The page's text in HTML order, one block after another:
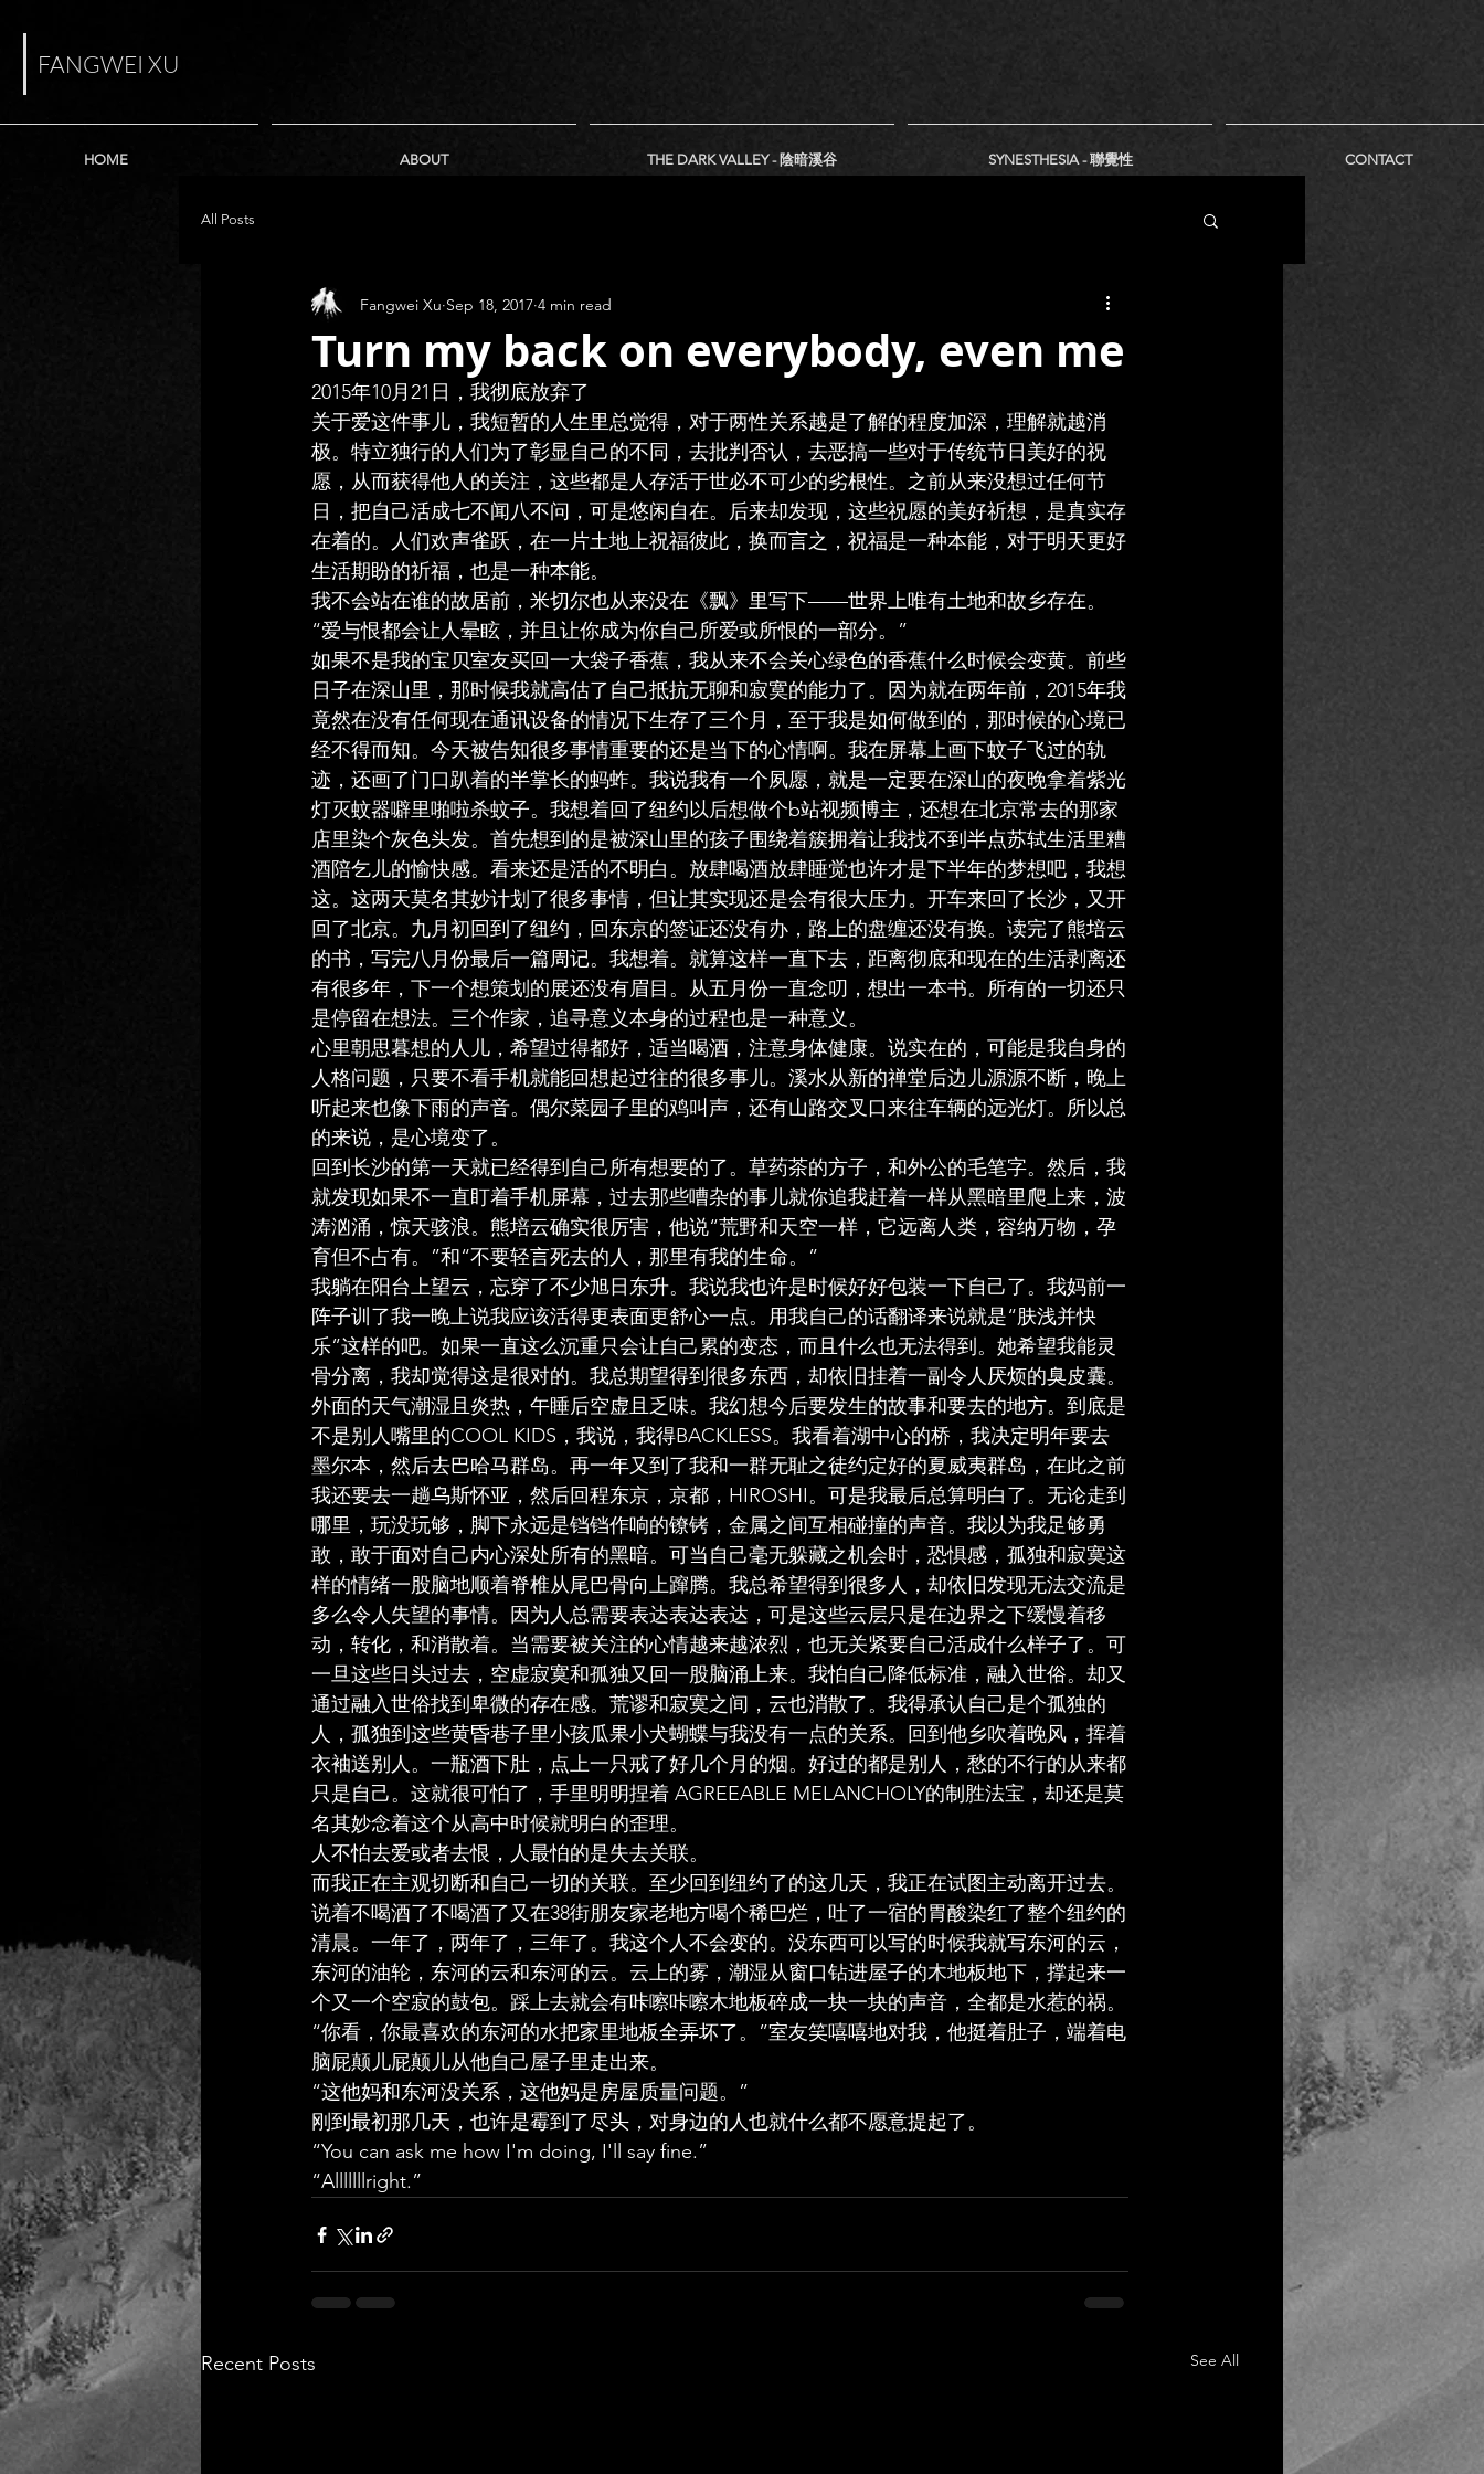
FANGWEI XU
HOME ABOUT THE DARK VALLEY - 陰暗溪谷 SYNESTHESIA - 聯覺性 CONTACT
All Posts
Turn my back on everybody, even me
Fangwei Xu Sep 18, 2017 4 min read
2015年10月21日，我彻底放弃了
关于爱这件事儿，我短暂的人生里总觉得，对于两性关系越是了解的程度加深，理解就越消
极。特立独行的人们为了彰显自己的不同，去批判否认，去恶搞一些对于传统节日美好的祝
愿，从而获得他人的关注，这些都是人存活于世必不可少的劣根性。之前从来没想过任何节
日，把自己活成七不闻八不问，可是悠闲自在。后来却发现，这些祝愿的美好祈想，是真实存
在着的。人们欢声雀跃，在一片土地上祝福彼此，换而言之，祝福是一种本能，对于明天更好
生活期盼的祈福，也是一种本能。
我不会站在谁的故居前，米切尔也从来没在《飘》里写下——世界上唯有土地和故乡存在。
“爱与恨都会让人晕眩，并且让你成为你自己所爱或所恨的一部分。”
如果不是我的宝贝室友买回一大袋子香蕉，我从来不会关心绿色的香蕉什么时候会变黄。前些
日子在深山里，那时候我就高估了自己抵抗无聊和寂寞的能力了。因为就在两年前，2015年我
竟然在没有任何现在通讯设备的情况下生存了三个月，至于我是如何做到的，那时候的心境已
经不得而知。今天被告知很多事情重要的还是当下的心情啊。我在屏幕上画下蚊子飞过的轨
迹，还画了门口趴着的半掌长的蚂蚱。我说我有一个夙愿，就是一定要在深山的夜晚拿着紫光
灯灭蚊器噼里啪啦杀蚊子。我想着回了纽约以后想做个b站视频博主，还想在北京常去的那家
店里染个灰色头发。首先想到的是被深山里的孩子围绕着簇拥着让我找不到半点苏轼生活里糟
酒陪乞儿的愉快感。看来还是活的不明白。放肆喝酒放肆睡觉也许才是下半年的梦想吧，我想
这。这两天莫名其妙计划了很多事情，但让其实现还是会有很大压力。开车来回了长沙，又开
回了北京。九月初回到了纽约，回东京的签证还没有办，路上的盘缠还没有换。读完了熊培云
的书，写完八月份最后一篇周记。我想着。就算这样一直下去，距离彻底和现在的生活剥离还
有很多年，下一个想策划的展还没有眉目。从五月份一直念叨，想出一本书。所有的一切还只
是停留在想法。三个作家，追寻意义本身的过程也是一种意义。
心里朝思暮想的人儿，希望过得都好，适当喝酒，注意身体健康。说实在的，可能是我自身的
人格问题，只要不看手机就能回想起过往的很多事儿。溪水从新的禅堂后边儿源源不断，晚上
听起来也像下雨的声音。偶尔菜园子里的鸡叫声，还有山路交叉口来往车辆的远光灯。所以总
的来说，是心境变了。
回到长沙的第一天就已经得到自己所有想要的了。草药茶的方子，和外公的毛笔字。然后，我
就发现如果不一直盯着手机屏幕，过去那些嘈杂的事儿就你追我赶着一样从黑暗里爬上来，波
涛汹涌，惊天骇浪。熊培云确实很厉害，他说“荒野和天空一样，它远离人类，容纳万物，孕
育但不占有。”和“不要轻言死去的人，那里有我的生命。”
我躺在阳台上望云，忘穿了不少旭日东升。我说我也许是时候好好包装一下自己了。我妈前一
阵子训了我一晚上说我应该活得更表面更舒心一点。用我自己的话翻译来说就是“肤浅并快
乐”这样的吧。如果一直这么沉重只会让自己累的变态，而且什么也无法得到。她希望我能灵
骨分离，我却觉得这是很对的。我总期望得到很多东西，却依旧挂着一副令人厌烦的臭皮囊。
外面的天气潮湿且炎热，午睡后空虚且乏味。我幻想今后要发生的故事和要去的地方。到底是
不是别人嘴里的COOL KIDS，我说，我得BACKLESS。我看着湖中心的桥，我决定明年要去
墨尔本，然后去巴哈马群岛。再一年又到了我和一群无耻之徒约定好的夏威夷群岛，在此之前
我还要去一趟乌斯怀亚，然后回程东京，京都，HIROSHI。可是我最后总算明白了。无论走到
哪里，玩没玩够，脚下永远是铛铛作响的镣铐，金属之间互相碰撞的声音。我以为我足够勇
敢，敢于面对自己内心深处所有的黑暗。可当自己毫无躲藏之机会时，恐惧感，孤独和寂寞这
样的情绪一股脑地顺着脊椎从尾巴骨向上蹿腾。我总希望得到很多人，却依旧发现无法交流是
多么令人失望的事情。因为人总需要表达表达表达，可是这些云层只是在边界之下缓慢着移
动，转化，和消散着。当需要被关注的心情越来越浓烈，也无关紧要自己活成什么样子了。可
一旦这些日头过去，空虚寂寞和孤独又回一股脑涌上来。我怕自己降低标准，融入世俗。却又
通过融入世俗找到卑微的存在感。荒谬和寂寞之间，云也消散了。我得承认自己是个孤独的
人，孤独到这些黄昏巷子里小孩瓜果小犬蝴蝶与我没有一点的关系。回到他乡吹着晚风，挥着
衣袖送别人。一瓶酒下肚，点上一只戒了好几个月的烟。好过的都是别人，愁的不行的从来都
只是自己。这就很可怕了，手里明明捏着 AGREEABLE MELANCHOLY的制胜法宝，却还是莫
名其妙念着这个从高中时候就明白的歪理。
人不怕去爱或者去恨，人最怕的是失去关联。
而我正在主观切断和自己一切的关联。至少回到纽约了的这几天，我正在试图主动离开过去。
说着不喝酒了不喝酒了又在38街朋友家老地方喝个稀巴烂，吐了一宿的胃酸染红了整个纽约的
清晨。一年了，两年了，三年了。我这个人不会变的。没东西可以写的时候我就写东河的云，
东河的油轮，东河的云和东河的云。云上的雾，潮湿从窗口钻进屋子的木地板地下，撑起来一
个又一个空寂的鼓包。踩上去就会有咔嚓咔嚓木地板碎成一块一块的声音，全都是水惹的祸。
“你看，你最喜欢的东河的水把家里地板全弄坏了。”室友笑嘻嘻地对我，他挺着肚子，端着电
脑屁颠儿屁颠儿从他自己屋子里走出来。
“这他妈和东河没关系，这他妈是房屋质量问题。”
刚到最初那几天，也许是霉到了尽头，对身边的人也就什么都不愿意提起了。
“You can ask me how I'm doing, I'll say fine.”
“Alllllllright.”
Recent Posts See All